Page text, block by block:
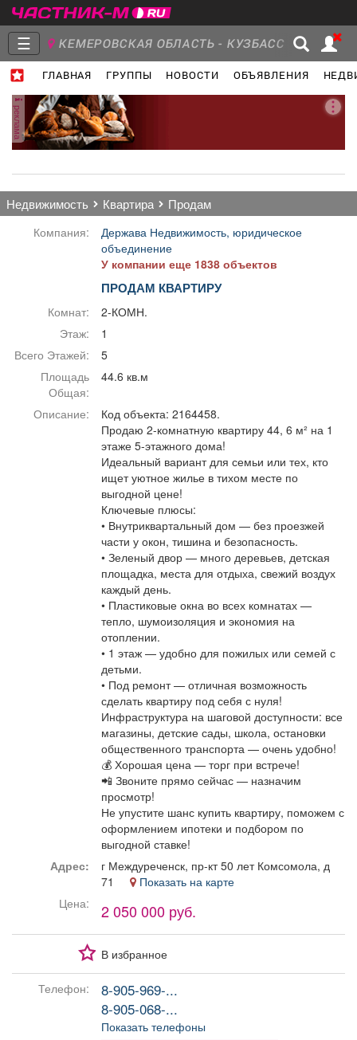
☰ КЕМЕРОВСКАЯ ОБЛАСТЬ - КУЗБАСС
ГЛАВНАЯ ГРУППЫ НОВОСТИ ОБЪЯВЛЕНИЯ
Главная
Группы Новости
Поздравления
Я - пенсионер
реклама
недвижимость квартира продам
Компания:
Держава Недвижимость, юридическое
объединение
У компании еще 1838 объектов
ПРОДАМ КВАРТИРУ
Комнат:
2-КОМН.
Этаж:
1
Всего Этажей:
5
Площадь
Общая:
44.6 кв.м
Описание:
Код объекта: 2164458.
Продаю 2-комнатную квартиру 44, 6 м² на 1
этаже 5-этажного дома!
Идеальный вариант для семьи или тех, кто
ищет уютное жилье в тихом месте по
выгодной цене!
Ключевые плюсы:
• Внутриквартальный дом — без проезжей
части у окон, тишина и безопасность.
• Зеленый двор — много деревьев, детская
площадка, места для отдыха, свежий воздух
каждый день.
• Пластиковые окна во всех комнатах —
тепло, шумоизоляция и экономия на
отоплении.
• 1 этаж — удобно для пожилых или семей с
детьми.
• Под ремонт — отличная возможность
сделать квартиру под себя с нуля!
Инфраструктура на шаговой доступности: все
магазины, детские сады, школа, остановки
общественного транспорта — очень удобно!
💰 Хорошая цена — торг при встрече!
📲 Звоните прямо сейчас — назначим
просмотр!
Не упустите шанс купить квартиру, поможем с
оформлением ипотеки и подбором по
выгодной ставке!
Адрес:
г Междуреченск, пр-кт 50 лет Комсомола, д
71
Показать на карте
Цена:
2 050 000 руб.
В избранное
Телефон:
8-905-969-...
8-905-068-...
Показать телефоны